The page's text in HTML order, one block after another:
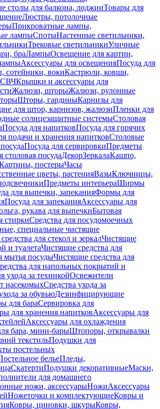
столы для балкона, лоджииТовары для
Люстры, потолочные
Прикроватные лампы,
лампыСпотыНастенные светильники,
Трековые светильникиУличные
браЛампыОсвещение для картин,
Аксессуары для освещенияПосуда для
сотейники, вокиКастрюли, ковши,
СВЧКрышки и аксессуары для
Жалюзи, шторыЖалюзи, рулонные
Шторы, гардиныКарнизы для
для штор, карнизов, жалюзиПленки для
солнцезащитные системыСтоловая
Посуда для напитковПосуда для горячих
подачи и хранения напитковСтоловые
Посуда для сервировкиПредметы
столовая посудаДекорЗеркалаКашпо,
постерыЧасы
цветы, растенияВазыКлючницы,
Предметы интерьераШирмы
для выпечки, запеканияФормы для
Посуда для запеканияАксессуары для
рукава для выпечкиБытовая
стиркиСредства для посудомоечных
специальные чистящие
для стекол и зеркалЧистящие
и туалетаЧистящие средства для
мытья посудыЧистящие средства для
для напольных покрытий и
ухода за техникойОсвежители
насекомыхСредства ухода за
за обувьюДезинфицирующие
для бараСервировка для
для хранения напитковАксессуары для
Аксессуары для охлаждения
бара, мини-барыШтопоры, открывалки
текстильПодушки для
постельных
бельеПледы,
СкатертиПодушки декоративныеМаски,
для домашнего
ножи, аксессуарыНожиАксессуары
Ножеточки и комплектующиеКовры и
Ковры, циновки, шкурыКовры,